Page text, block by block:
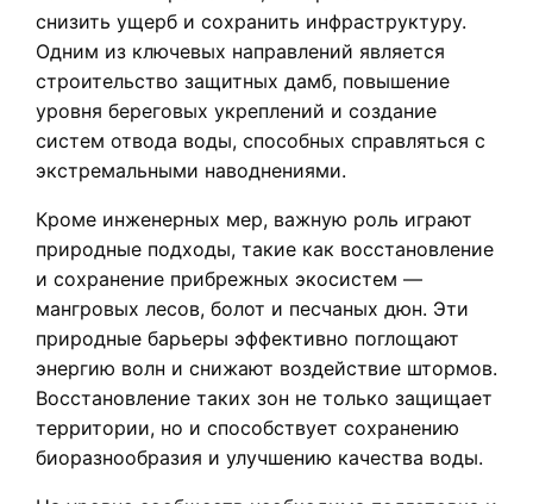
снизить ущерб и сохранить инфраструктуру.
Одним из ключевых направлений является
строительство защитных дамб, повышение
уровня береговых укреплений и создание
систем отвода воды, способных справляться с
экстремальными наводнениями.
Кроме инженерных мер, важную роль играют
природные подходы, такие как восстановление
и сохранение прибрежных экосистем —
мангровых лесов, болот и песчаных дюн. Эти
природные барьеры эффективно поглощают
энергию волн и снижают воздействие штормов.
Восстановление таких зон не только защищает
территории, но и способствует сохранению
биоразнообразия и улучшению качества воды.